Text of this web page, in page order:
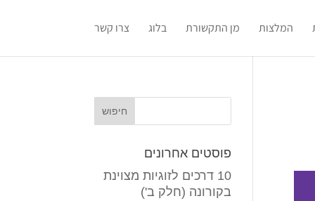
המלצות מן התקשורת בלוג צרו קשר
פוסטים אחרונים
10 דרכים לזוגיות מצוינת
בקורונה (חלק ב')